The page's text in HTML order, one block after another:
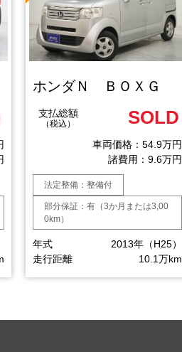
ホンダＮ ＢＯＸＧ
支払総額
（税込） SOLD
車両価格：54.9万円
諸費用：9.6万円
法定整備：整備付
部分保証：有（3か月または3,00
0km）
年式
2013年（H25）
走行距離
10.1万km